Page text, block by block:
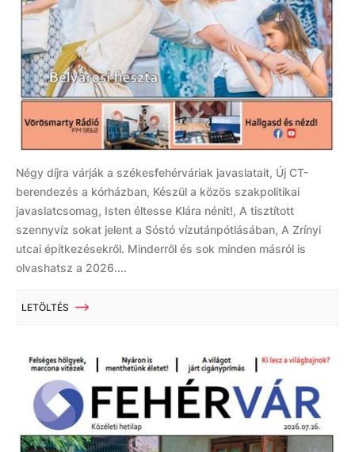
Négy díjra várják a székesfehérváriak javaslatait, Új CT-
berendezés a kórházban, Készül a közös szakpolitikai
javaslatcsomag, Isten éltesse Klára nénit!, A tisztított
szennyvíz sokat jelent a Sóstó vízutánpótlásában, A Zrínyi
utcai építkezésekről. Minderről és sok minden másról is
olvashatsz a 2026....
LETÖLTÉS